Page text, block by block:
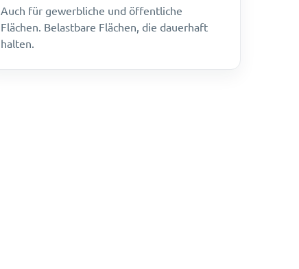
Auch für gewerbliche und öffentliche
Flächen. Belastbare Flächen, die dauerhaft
halten.